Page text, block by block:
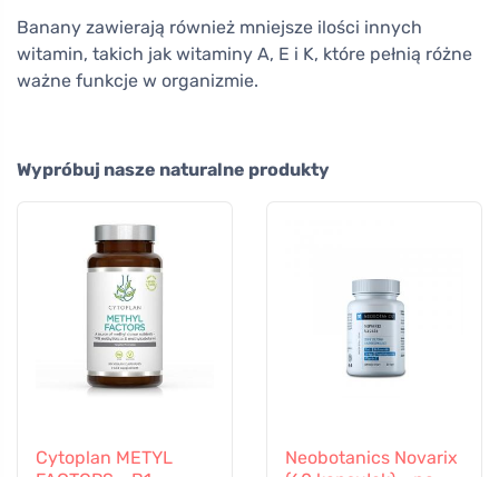
Banany zawierają również mniejsze ilości innych
witamin, takich jak witaminy A, E i K, które pełnią różne
ważne funkcje w organizmie.
Wypróbuj nasze naturalne produkty
Cytoplan METYL
Neobotanics Novarix